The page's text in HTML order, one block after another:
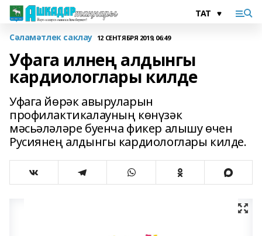
Сәламәтлек саклау 12 СЕНТЯБРЯ 2019, 06:49
Уфага илнең алдынгы
кардиологлары килде
Уфага йөрәк авыруларын
профилактикалауның көнүзәк
мәсьәләләре буенча фикер алышу өчен
Русиянең алдынгы кардиологлары килде.